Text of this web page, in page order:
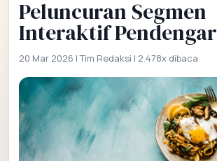
Peluncuran Segmen
Interaktif Pendengar
20 Mar 2026 | Tim Redaksi | 2.478x dibaca